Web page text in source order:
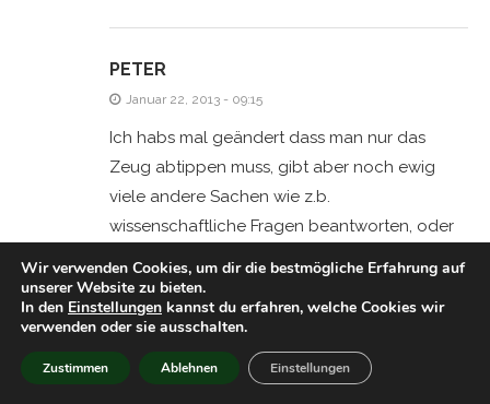
PETER
Januar 22, 2013 - 09:15
Ich habs mal geändert dass man nur das
Zeug abtippen muss, gibt aber noch ewig
viele andere Sachen wie z.b.
wissenschaftliche Fragen beantworten, oder
man muss den Titel angeben, aber dann
kommentiert nachher garkeiner mehr xD
Wir verwenden Cookies, um dir die bestmögliche Erfahrung auf
unserer Website zu bieten.
In den Einstellungen kannst du erfahren, welche Cookies wir
verwenden oder sie ausschalten.
Zustimmen Ablehnen Einstellungen